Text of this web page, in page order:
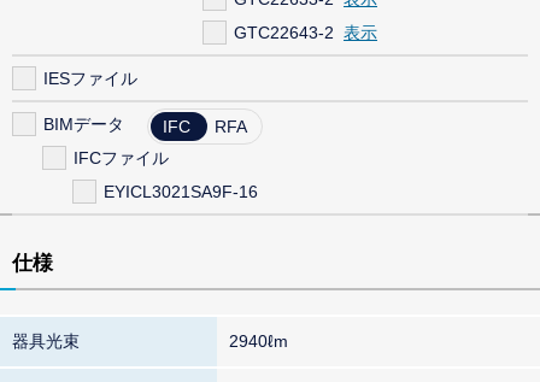
GTC22643-2
IESファイル
BIMデータ IFC
RFA
IFCファイル
EYICL3021SA9F-16
仕様
器具光束 2940ℓm